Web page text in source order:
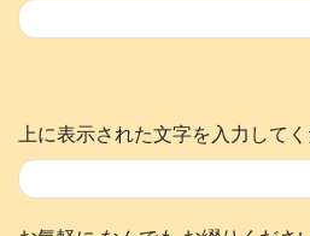
上に表示された文字を入力してく